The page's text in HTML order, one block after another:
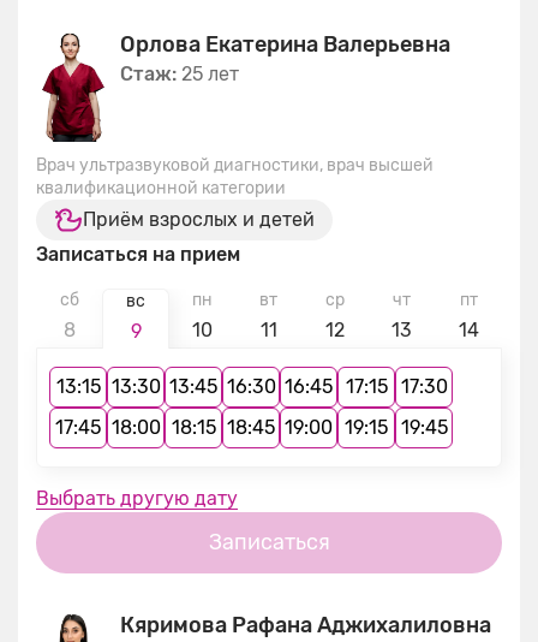
Орлова Екатерина Валерьевна
Стаж: 25 лет
Врач ультразвуковой диагностики, врач высшей
квалификационной категории
Приём взрослых и детей
Записаться на прием
сб
8
вс
9
пн
10
вт
11
ср
12
чт
13
пт
14
13:15 13:30 13:45 16:30 16:45 17:15
17:30
17:45 18:00 18:15 18:45 19:00 19:15 19:45
Выбрать другую дату
Записаться
Кяримова Рафана Аджихалиловна